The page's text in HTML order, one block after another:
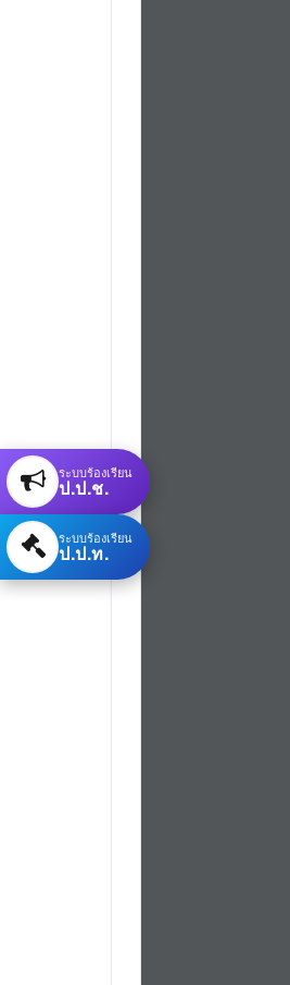
ระบบร้องเรียน
ป.ป.ช.
ระบบร้องเรียน
ป.ป.ท.